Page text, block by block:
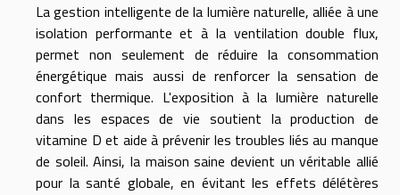
La gestion intelligente de la lumière naturelle, alliée à une
isolation performante et à la ventilation double flux,
permet non seulement de réduire la consommation
énergétique mais aussi de renforcer la sensation de
confort thermique. L'exposition à la lumière naturelle
dans les espaces de vie soutient la production de
vitamine D et aide à prévenir les troubles liés au manque
de soleil. Ainsi, la maison saine devient un véritable allié
pour la santé globale, en évitant les effets délétères